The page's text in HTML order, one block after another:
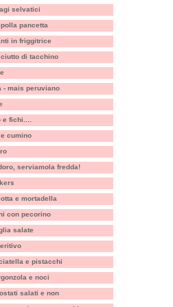
selvatici
pancetta
in friggitrice
di tacchino
- mais peruviano
fichi....
cumino
serviamola fredda!
e mortadella
con pecorino
salate
e pistacchi
e noci
salati e non